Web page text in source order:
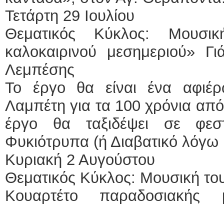
Τετάρτη 29 Ιουλίου
Θεματικός Κύκλος:
καλοκαιρινού μεσημεριού»
Λεμπέσης
Το έργο θα είναι ένα
Λαμπέτη για τα 100 χρόνια
έργο θα ταξιδέψει σε
Φυκιότρυπα (ή Διαβατικό λόγω
Κυριακή 2 Αυγούστου
Θεματικός Κύκλος: Μουσική
Κουαρτέτο